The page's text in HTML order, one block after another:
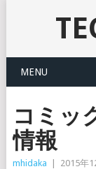
MENU
コミッ
情報
mhidaka 2015年